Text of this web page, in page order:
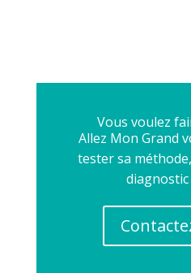
Vous voulez
Allez Mon Grand
tester sa